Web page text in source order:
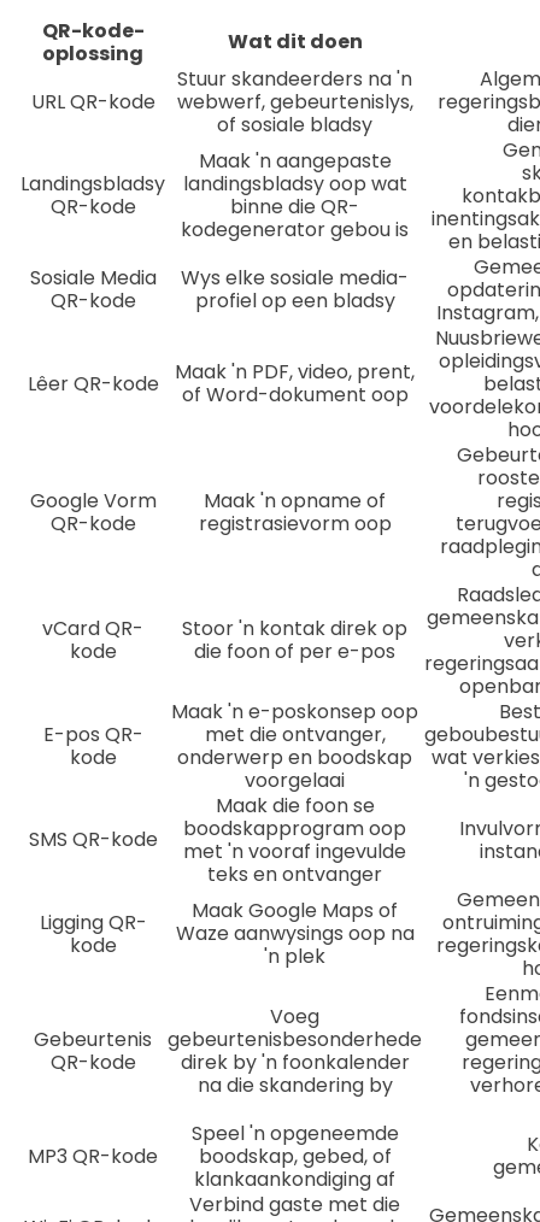
QR-kode-
oplossing
Wat dit doen
URL QR-kode
Stuur skandeerders na 'n
webwerf, gebeurtenislys,
of sosiale bladsy
Landingsbladsy
QR-kode
Maak 'n aangepaste
landingsbladsy oop wat
binne die QR-
kodegenerator gebou is
en
Sosiale Media
QR-kode
Wys elke sosiale media-
profiel op een bladsy
Lêer QR-kode
Maak 'n PDF, video, prent,
of Word-dokument oop
Google Vorm
QR-kode
Maak 'n opname of
registrasievorm oop
vCard QR-
kode
Stoor 'n kontak direk op
die foon of per e-pos
E-pos QR-
kode
Maak 'n e-poskonsep oop
met die ontvanger,
onderwerp en boodskap
voorgelaai
wat
'n
SMS QR-kode
Maak die foon se
boodskapprogram oop
met 'n vooraf ingevulde
teks en ontvanger
Ligging QR-
kode
Maak Google Maps of
Waze aanwysings oop na
'n plek
Gebeurtenis
QR-kode
Voeg
gebeurtenisbesonderhede
direk by 'n foonkalender
na die skandering by
MP3 QR-kode
Speel 'n opgeneemde
boodskap, gebed, of
klankaankondiging af
Verbind gaste met die